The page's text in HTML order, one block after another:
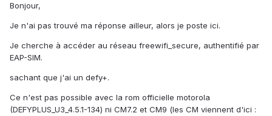
Bonjour,
Je n'ai pas trouvé ma réponse ailleur, alors je poste ici.
Je cherche à accéder au réseau freewifi_secure, authentifié par
EAP-SIM.
sachant que j'ai un defy+.
Ce n'est pas possible avec la rom officielle motorola
(DEFYPLUS_U3_4.5.1-134) ni CM7.2 et CM9 (les CM viennent d'ici :